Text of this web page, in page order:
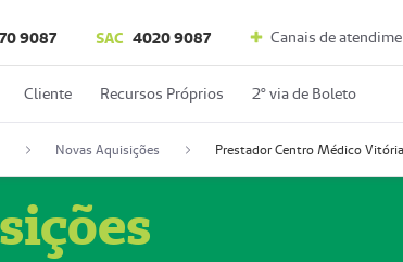
9087 SAC 4020 9087 Canais de
Cliente Recursos Próprios 2º via de Boleto
Novas Aquisições